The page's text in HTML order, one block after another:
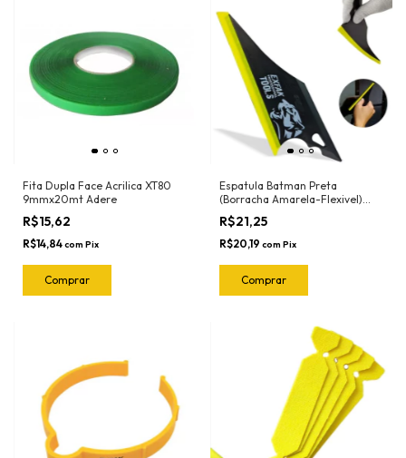
Fita Dupla Face Acrilica XT80
9mmx20mt Adere
R$15,62
R$14,84com Pix
Espatula Batman Preta
(Borracha Amarela-Flexivel)
50-2030 Exfak
R$21,25
R$20,19 com Pix